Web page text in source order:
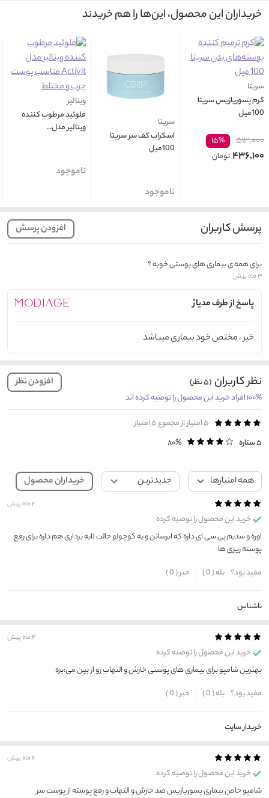
خریداران این محصول، این‌ها را هم خریدند
سریتا
کرم پسوریازیس سریتا
100میل
۵۱۳,۰۰۰ ۱۵%
۴۳۶,۱۰۰تومان
سریتا
اسکراب کف سر سریتا
100میل
ناموجود
ویتالیر
فلوئید مرطوب کننده
ویتالیر مدل...
ناموجود
پرسش کاربران افزودن پرسش
برای همه ی بیماری های پوستی خوبه ؟
۳ ماه پیش
پاسخ از طرف مدیاژ
خیر ، مختص خود بیماری میباشد
نظر کاربران (۵ نظر) افزودن نظر
۱۰۰% افراد خرید این محصول را توصیه کرده اند
۵امتیاز از مجموع ۵ امتیاز
۵ ستاره
۸۰%
خریداران محصول
۲ ماه پیش
خرید این محصول را توصیه کرده
اوره و سدیم پی سی ای داره که ابرسانن و یه کوچولو حالت لایه برداری هم داره برای رفع
پوسته ریزی ها
مفید بود؟ بله ( 0
) خیر ( 0
)
ناشناس
۴ ماه پیش
خرید این محصول را توصیه کرده
بهترین شامپو برای بیماری های پوستی خارش و التهاب رو از بین می:بره
مفید بود؟ بله ( 0
) خیر ( 0
)
خریدار سایت
۶ ماه پیش
خرید این محصول را توصیه کرده
شامپو خاص بیماری پسوریازیس ضد خارش و التهاب و رفع پوسته از پوست سر